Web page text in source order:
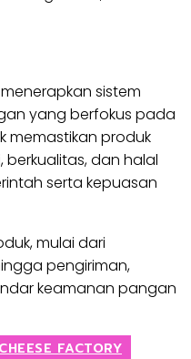
sistem
yang berfokus pada
memastikan produk
berkualitas, dan halal
serta kepuasan
mulai dari
pengiriman,
keamanan pangan
FACTORY